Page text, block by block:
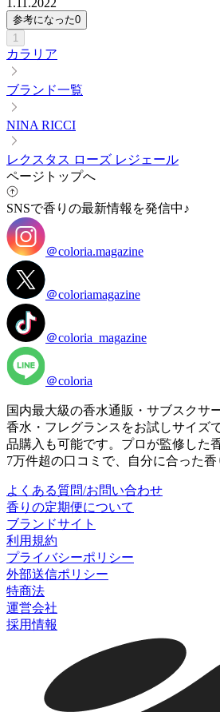
参考になった0
1
カラリア
ブランド一覧
NINA RICCI
レクスタス ローズ レジェール
ページトップへ
SNSで香りの最新情報を発信中♪
＠coloria.magazine
＠coloriamagazine
＠coloria_magazine
＠coloria
国内最大級の香水通販・サブスクサ
香水・フレグランスをお試しサイズ
品購入も可能です。プロが監修した
7万件超の口コミで、自分に合った香
よくある質問/お問い合わせ
香りの定期便について
ブランドサイト
利用規約
プライバシーポリシー
外部送信ポリシー
特商法
運営会社
採用情報